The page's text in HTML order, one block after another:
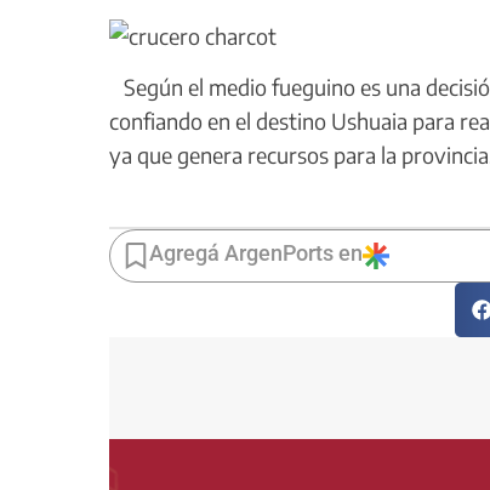
Según el medio fueguino es una
confiando en el destino Ushuaia para
ya que genera recursos para la
Agregá ArgenPorts en